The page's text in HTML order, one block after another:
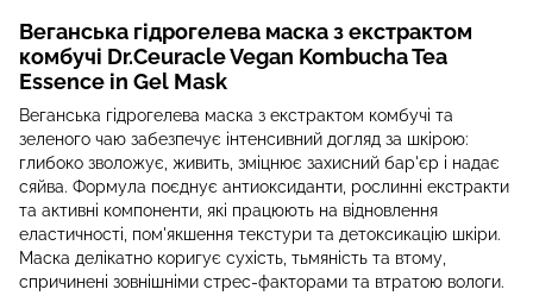
Веганська гідрогелева маска з екстрактом
комбучі Dr.Ceuracle Vegan Kombucha Tea
Essence in Gel Mask
Веганська гідрогелева маска з екстрактом комбучі та
зеленого чаю забезпечує інтенсивний догляд за шкірою:
глибоко зволожує, живить, зміцнює захисний бар'єр і надає
сяйва. Формула поєднує антиоксиданти, рослинні екстракти
та активні компоненти, які працюють на відновлення
еластичності, пом'якшення текстури та детоксикацію шкіри.
Маска делікатно коригує сухість, тьмяність та втому,
спричинені зовнішніми стрес-факторами та втратою вологи.